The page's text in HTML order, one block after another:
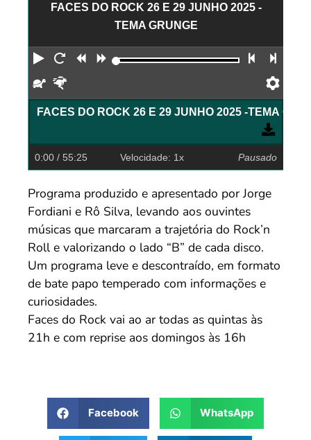
FACES DO ROCK 26 E 29 JUNHO 2025 -
TEMA GRUNGE
Reproduzir
Reiniciar
Retroceder
Avançar Faixa
Devagar
FACES DO ROCK 26 E 29
0:00 / 55:25 Velocidade: 1x Pausado
Programa produzido e apresentado por Jorge
Fordiani e Rô Silva, levando aos ouvintes
músicas que marcaram a trajetória do Rock’n
Roll e valorizando o lado “B” de cada disco.
Um programa leve e descontraído, em formato
de bate papo temperado com informações e
curiosidades.
Faces do Rock vai ao ar todas as quintas às
21h e com reprise aos domingos às 16h
Facebook WhatsApp